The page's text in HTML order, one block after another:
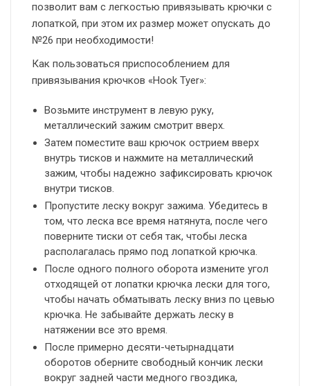
позволит вам с легкостью привязывать крючки с
лопаткой, при этом их размер может опускать до
№26 при необходимости!
Как пользоваться приспособлением для
привязывания крючков «Hook Tyer»:
Возьмите инструмент в левую руку,
металлический зажим смотрит вверх.
Затем поместите ваш крючок острием вверх
внутрь тисков и нажмите на металлический
зажим, чтобы надежно зафиксировать крючок
внутри тисков.
Пропустите леску вокруг зажима. Убедитесь в
том, что леска все время натянута, после чего
поверните тиски от себя так, чтобы леска
располагалась прямо под лопаткой крючка.
После одного полного оборота измените угол
отходящей от лопатки крючка лески для того,
чтобы начать обматывать леску вниз по цевью
крючка. Не забывайте держать леску в
натяжении все это время.
После примерно десяти-четырнадцати
оборотов оберните свободный кончик лески
вокруг задней части медного гвоздика,